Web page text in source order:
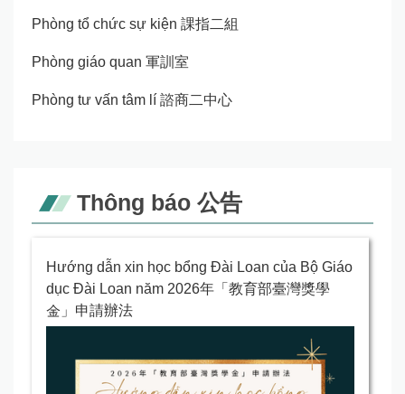
Phòng tổ chức sự kiện 課指二組
Phòng giáo quan 軍訓室
Phòng tư vấn tâm lí 諮商二中心
Thông báo 公告
Hướng dẫn xin học bổng Đài Loan của Bộ Giáo
dục Đài Loan năm 2026年「教育部臺灣獎學
金」申請辦法